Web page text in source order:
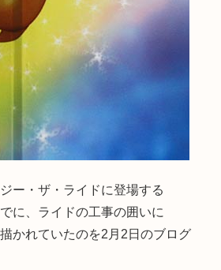
ー・ザ・ライドに登場する
に、ライドの工事の囲いに
かれていたのを2月2日のブログ